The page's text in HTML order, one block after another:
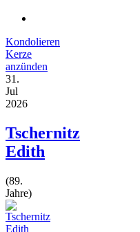
Kondolieren
Kerze
anzünden
31.
Jul
2026
Tschernitz
Edith
(89.
Jahre)